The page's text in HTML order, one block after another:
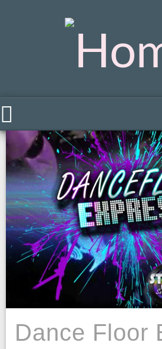
Dance Floor